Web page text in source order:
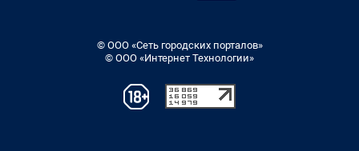
© ООО «Сеть городских порталов»
© ООО «Интернет Технологии»